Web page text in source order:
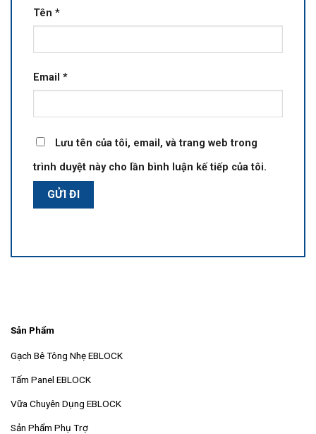
Tên *
Email *
Lưu tên của tôi, email, và trang web trong
trình duyệt này cho lần bình luận kế tiếp của tôi.
Sản Phẩm
Gạch Bê Tông Nhẹ EBLOCK
Tấm Panel EBLOCK
Vữa Chuyên Dụng EBLOCK
Sản Phẩm Phụ Trợ